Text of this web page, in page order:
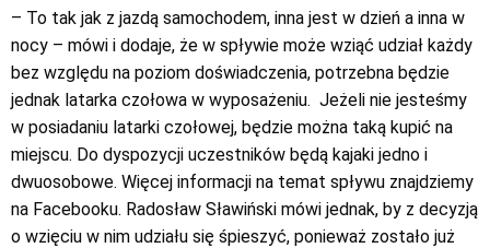
– To tak jak z jazdą samochodem, inna jest w dzień a inna w
nocy – mówi i dodaje, że w spływie może wziąć udział każdy
bez względu na poziom doświadczenia, potrzebna będzie
jednak latarka czołowa w wyposażeniu. Jeżeli nie jesteśmy
w posiadaniu latarki czołowej, będzie można taką kupić na
miejscu. Do dyspozycji uczestników będą kajaki jedno i
dwuosobowe. Więcej informacji na temat spływu znajdziemy
na Facebooku. Radosław Sławiński mówi jednak, by z decyzją
o wzięciu w nim udziału się śpieszyć, ponieważ zostało już